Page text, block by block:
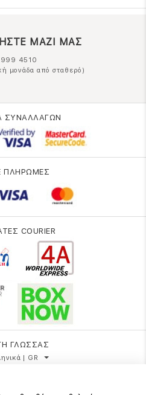
ΜΑΖΙ ΜΑΣ
999 4510
μονάδα από σταθερό)
ΣΥΝΑΛΛΑΓΩΝ
ΠΛΗΡΩΜΕΣ
COURIER
ΓΛΩΣΣΑΣ
| GR